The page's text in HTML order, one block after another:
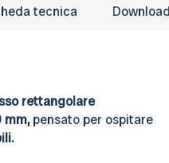
tecnica
rettangolare
mm,pensato per ospitare